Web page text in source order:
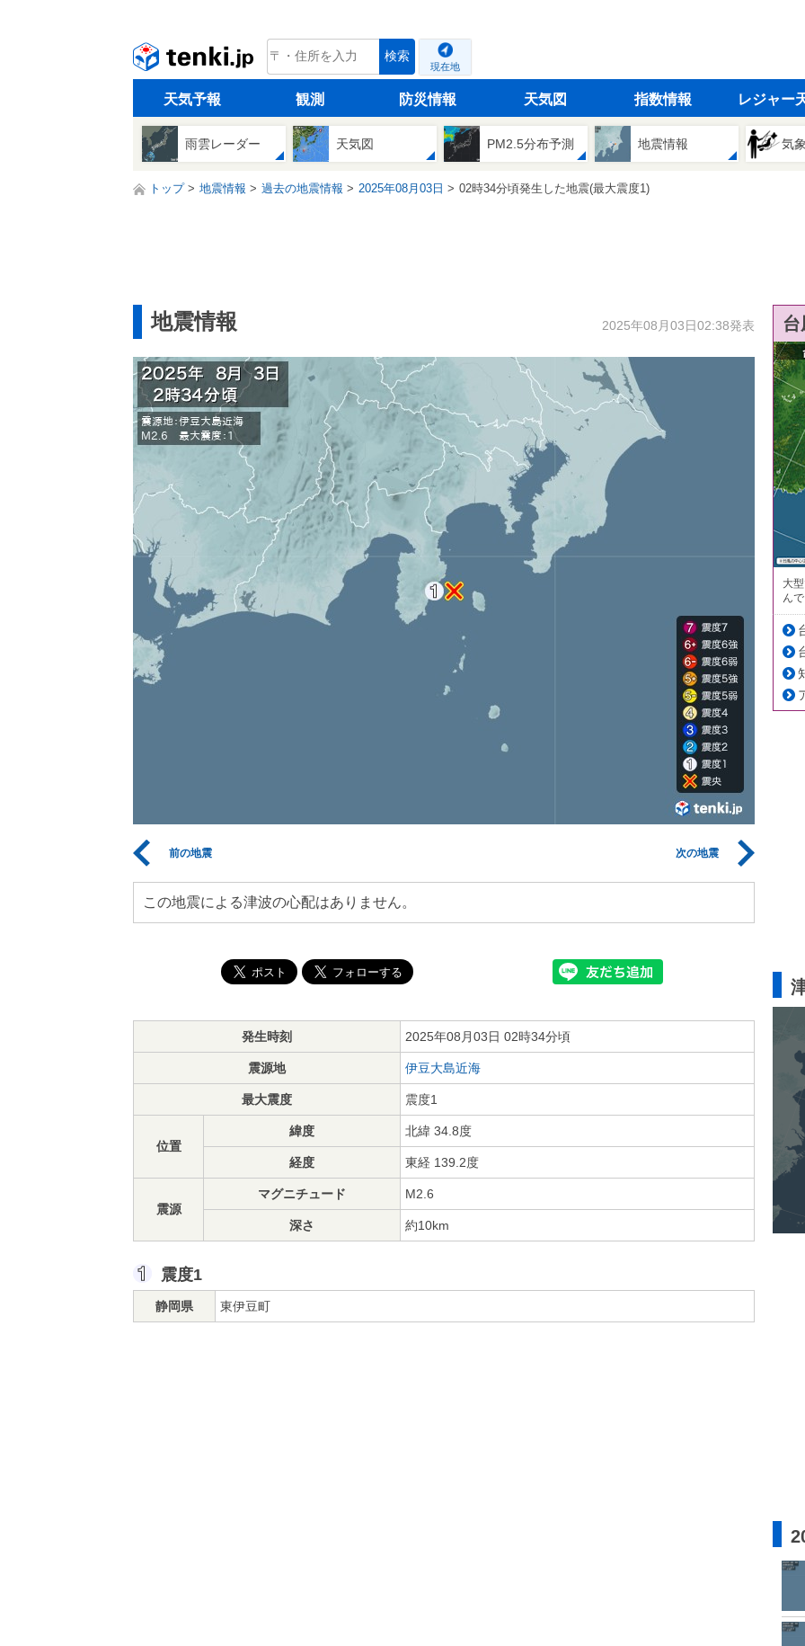
tenki.jp 検索
現在地
天気予報 観測 防災情報 天気図 指数情報 レジャー
雨雲レーダー 天気図 PM2.5分布予測 地震情報 気
トップ 地震情報 過去の地震情報 2025年08月03日 02時34分頃発生した地震(最大震度1)
地震情報 2025年08月03日02:38発表
前の地震 次の地震
この地震による津波の心配はありません。
発生時刻 2025年08月03日 02時34分頃
震源地 伊豆大島近海
最大震度 震度1
位置
緯度 北緯 34.8度
経度 東経 139.2度
震源
マグニチュード M2.6
深さ 約10km
震度1
静岡県 東伊豆町
大
ん